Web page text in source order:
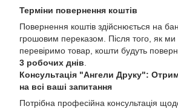
Терміни повернення коштів
Повернення коштів здійснюється на
грошовим переказом. Після того, як
перевіримо товар, кошти будуть
3 робочих днів.
Консультація "Ангели Друку":
на всі ваші запитання
Потрібна професійна консультація